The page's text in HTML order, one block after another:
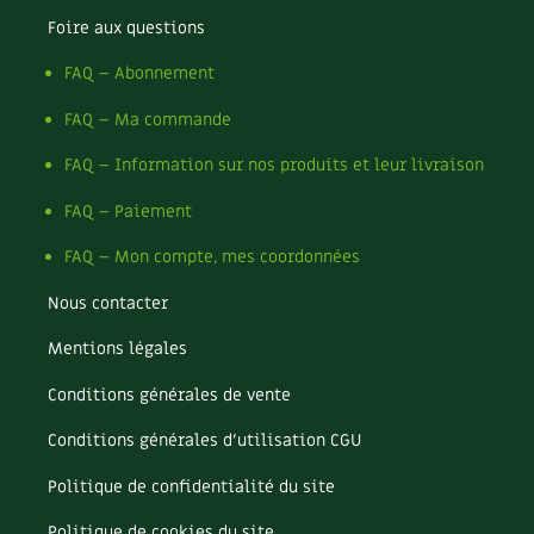
Recettes végétariennes et vegan
Matériaux écologiques
Énergie
Gestion de l’eau
Santé et bien-être
Trucs & astuces
Appels à témoignage
Bonnes adresses
Foire aux questions
FAQ – Abonnement
FAQ – Ma commande
FAQ – Information sur nos produits et leur livraison
FAQ – Paiement
FAQ – Mon compte, mes coordonnées
Nous contacter
Mentions légales
Conditions générales de vente
Conditions générales d’utilisation CGU
Politique de confidentialité du site